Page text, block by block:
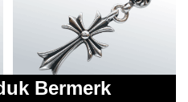
Bermerk